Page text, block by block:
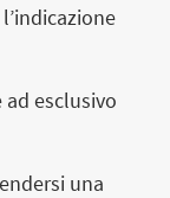
esclusivo
una